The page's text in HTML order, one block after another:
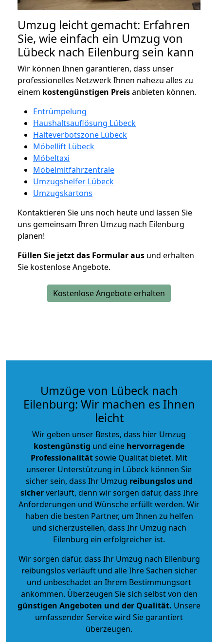
Umzug leicht gemacht: Erfahren
Sie, wie einfach ein Umzug von
Lübeck nach Eilenburg sein kann
Wir können Ihnen garantieren, dass unser
professionelles Netzwerk Ihnen nahezu alles zu
einem kostengünstigen Preisanbieten können.
Entrümpelung
Haushaltsauflösung Lübeck
Halteverbotszone Lübeck
Möbellift Lübeck
Möbeltaxi
Möbelmitfahrzentrale
Umzugshelfer Lübeck
Umzugskartons
Kontaktieren Sie uns noch heute und lassen Sie
uns gemeinsam Ihren Umzug nach Eilenburg
planen!
Füllen Sie jetzt das Formular aus und erhalten
Sie kostenlose Angebote.
Kostenlose Angebote erhalten
Umzüge von Lübeck nach
Eilenburg: Wir machen es Ihnen
leicht
Wir geben unser Bestes, dass hier Umzug
kostengünstig und eine hervorragende
Professionalitätsowie Qualität bietet. Mit
unserer Unterstützung in Lübeck können Sie
sicher sein, dass Ihr Umzug reibungslos und
sicherverläuft, denn wir sorgen dafür, dass Ihre
Anforderungen und Wünsche erfüllt werden. Wir
haben die besten Partner, um Ihnen zu helfen
und sicherzustellen, dass Ihr Umzug nach
Eilenburg ein erfolgreicher ist.
Wir sorgen dafür, dass Ihr Umzug nach Eilenburg
reibungslos verläuft und alle Ihre Sachen sicher
und unbeschadet an Ihrem Bestimmungsort
ankommen. Überzeugen Sie sich selbst von den
günstigen Angeboten und der Qualität. Unsere
umfassender Service wird Sie garantiert
überzeugen.